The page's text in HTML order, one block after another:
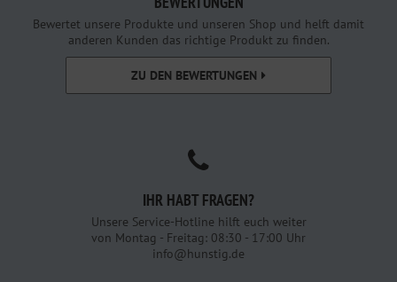
Bewertet unsere Produkte und unseren Shop und helft damit
anderen Kunden das richtige Produkt zu finden.
ZU DEN BEWERTUNGEN
IHR HABT FRAGEN?
Unsere Service-Hotline hilft euch weiter
von Montag - Freitag: 08:30 - 17:00 Uhr
info@hunstig.de